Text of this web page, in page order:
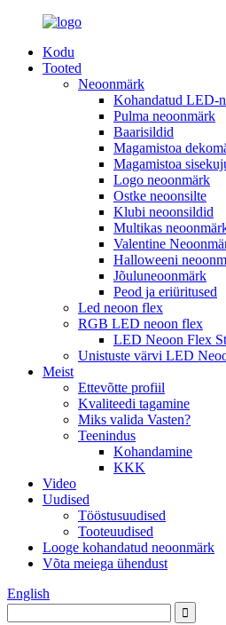
Kodu
Tooted
Neoonmärk
Kohandatud LED-
Pulma neoonmärk
Baarisildid
Magamistoa
Magamistoa
Logo neoonmärk
Ostke neoonsilte
Klubi neoonsildid
Multikas
Valentine
Halloweeni
Jõuluneoonmärk
Peod ja eriüritused
Led neoon flex
RGB LED neoon flex
LED Neoon Flex
Unistuste värvi LED
Meist
Ettevõtte profiil
Kvaliteedi tagamine
Miks valida Vasten?
Teenindus
Kohandamine
KKK
Video
Uudised
Tööstusuudised
Tooteuudised
Looge kohandatud neoonmärk
Võta meiega ühendust
English